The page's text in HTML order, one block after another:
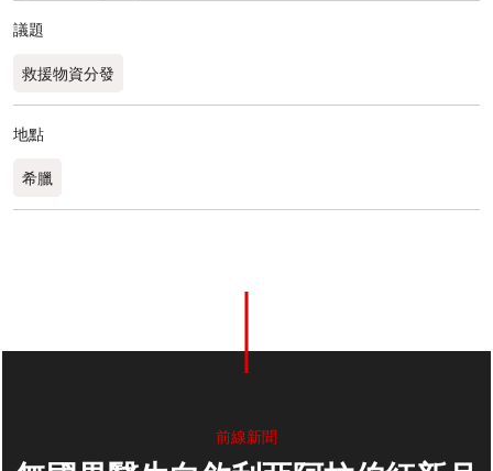
議題
救援物資分發
地點
希臘​
前線新聞